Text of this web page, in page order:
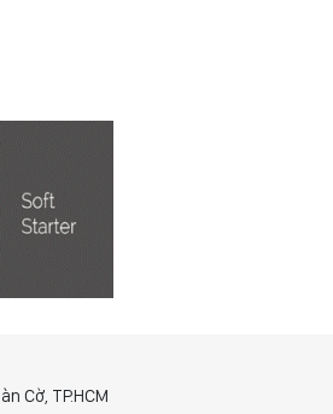
Cờ, TP.HCM